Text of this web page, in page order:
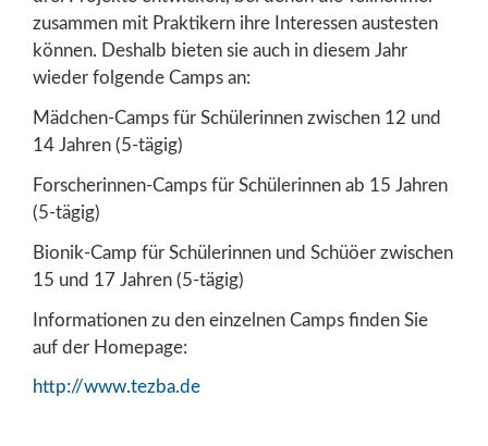
zusammen mit Praktikern ihre Interessen austesten
können. Deshalb bieten sie auch in diesem Jahr
wieder folgende Camps an:
Mädchen-Camps für Schülerinnen zwischen 12 und
14 Jahren (5-tägig)
Forscherinnen-Camps für Schülerinnen ab 15 Jahren
(5-tägig)
Bionik-Camp für Schülerinnen und Schüöer zwischen
15 und 17 Jahren (5-tägig)
Informationen zu den einzelnen Camps finden Sie
auf der Homepage:
http://www.tezba.de